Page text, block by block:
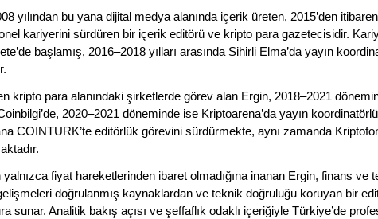
yılından bu yana dijital medya alanında içerik üreten, 2015’den
kariyerini sürdüren bir içerik editörü ve kripto para gazetecisidir.
başlamış, 2016–2018 yılları arasında Sihirli Elma’da yayın
kripto para alanındaki şirketlerde görev alan Ergin, 2018–2021
2020–2021 döneminde ise Kriptoarena’da yayın
COINTURK’te editörlük görevini sürdürmekte, aynı zamanda
yalnızca fiyat hareketlerinden ibaret olmadığına inanan Ergin, finans ve
doğrulanmış kaynaklardan ve teknik doğruluğu koruyan bir
sunar. Analitik bakış açısı ve şeffaflık odaklı içeriğiyle Türkiye’de